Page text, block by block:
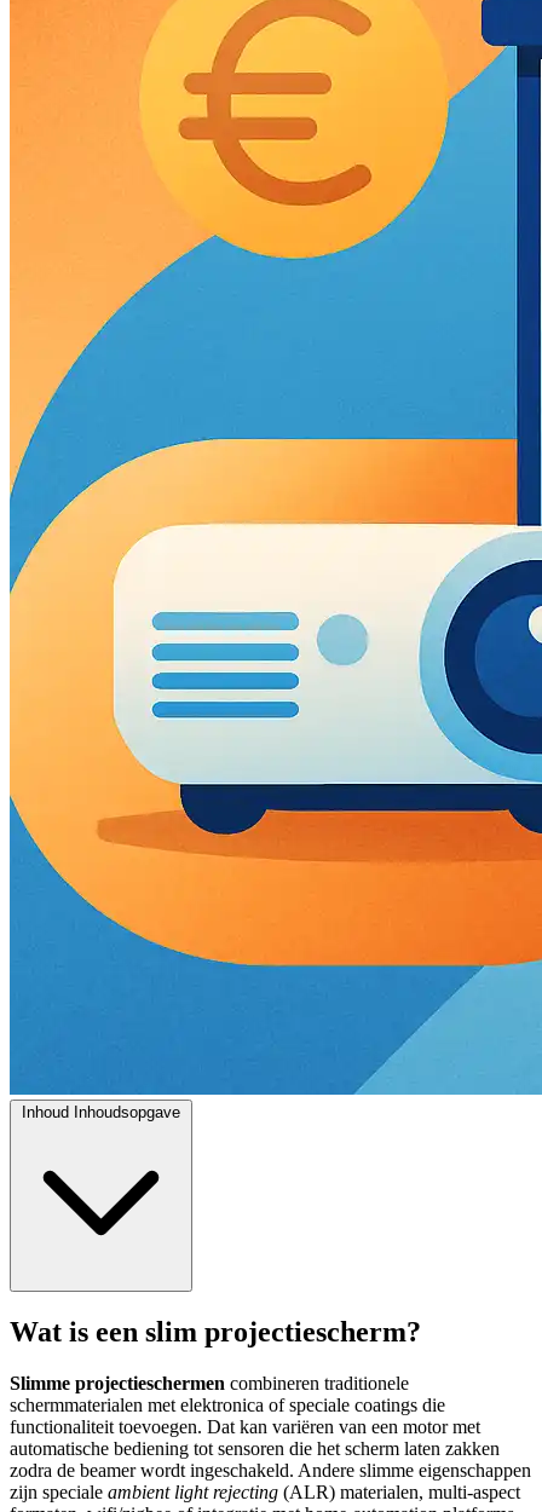
Inhoud Inhoudsopgave
Wat is een slim projectiescherm?
Slimme projectieschermen combineren traditionele
schermmaterialen met elektronica of speciale coatings die
functionaliteit toevoegen. Dat kan variëren van een motor met
automatische bediening tot sensoren die het scherm laten zakken
zodra de beamer wordt ingeschakeld. Andere slimme eigenschappen
zijn speciale ambient light rejecting (ALR) materialen, multi-aspect